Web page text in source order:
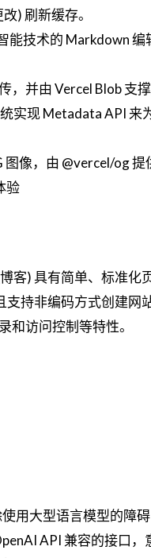
) 刷新缓存。
能技术的 Markdown
并由 Vercel Blob 支撑
实现 Metadata API
像，由 @vercel/og 提
验
客) 具有简单、标准化
持非编码方式创建网站
和访问控制等特性。
用大型语言模型的障
API 兼容的接口